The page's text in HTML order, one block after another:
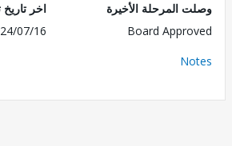
المرحلة الأخيرة
Board
اخر تاريخ تحديث
2024/07/16